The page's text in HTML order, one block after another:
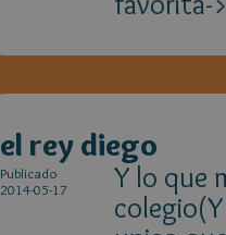
el rey diego
Publicado
2014-05-17
Y lo que